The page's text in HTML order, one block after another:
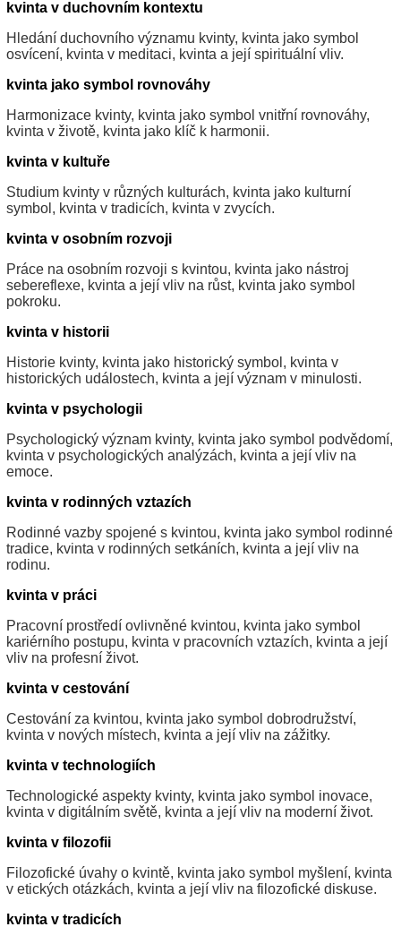
kvinta v duchovním kontextu
Hledání duchovního významu kvinty, kvinta jako symbol
osvícení, kvinta v meditaci, kvinta a její spirituální vliv.
kvinta jako symbol rovnováhy
Harmonizace kvinty, kvinta jako symbol vnitřní rovnováhy,
kvinta v životě, kvinta jako klíč k harmonii.
kvinta v kultuře
Studium kvinty v různých kulturách, kvinta jako kulturní
symbol, kvinta v tradicích, kvinta v zvycích.
kvinta v osobním rozvoji
Práce na osobním rozvoji s kvintou, kvinta jako nástroj
sebereflexe, kvinta a její vliv na růst, kvinta jako symbol
pokroku.
kvinta v historii
Historie kvinty, kvinta jako historický symbol, kvinta v
historických událostech, kvinta a její význam v minulosti.
kvinta v psychologii
Psychologický význam kvinty, kvinta jako symbol podvědomí,
kvinta v psychologických analýzách, kvinta a její vliv na
emoce.
kvinta v rodinných vztazích
Rodinné vazby spojené s kvintou, kvinta jako symbol rodinné
tradice, kvinta v rodinných setkáních, kvinta a její vliv na
rodinu.
kvinta v práci
Pracovní prostředí ovlivněné kvintou, kvinta jako symbol
kariérního postupu, kvinta v pracovních vztazích, kvinta a její
vliv na profesní život.
kvinta v cestování
Cestování za kvintou, kvinta jako symbol dobrodružství,
kvinta v nových místech, kvinta a její vliv na zážitky.
kvinta v technologiích
Technologické aspekty kvinty, kvinta jako symbol inovace,
kvinta v digitálním světě, kvinta a její vliv na moderní život.
kvinta v filozofii
Filozofické úvahy o kvintě, kvinta jako symbol myšlení, kvinta
v etických otázkách, kvinta a její vliv na filozofické diskuse.
kvinta v tradicích